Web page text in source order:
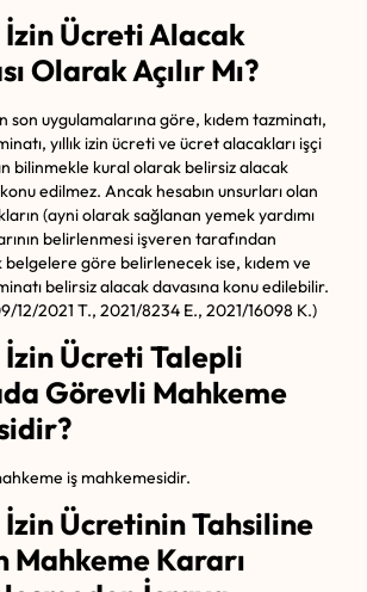
İzin Ücreti Alacak
Olarak Açılır Mı?
son uygulamalarına göre, kıdem tazminatı,
yıllık izin ücreti ve ücret alacakları işçi
bilinmekle kural olarak belirsiz alacak
edilmez. Ancak hesabın unsurları olan
(ayni olarak sağlanan yemek yardımı
belirlenmesi işveren tarafından
belgelere göre belirlenecek ise, kıdem ve
belirsiz alacak davasına konu edilebilir.
12/2021 T., 2021/8234 E., 2021/16098 K.)
İzin Ücreti Talepli
Görevli Mahkeme
iş mahkemesidir.
İzin Ücretinin Tahsiline
Mahkeme Kararı